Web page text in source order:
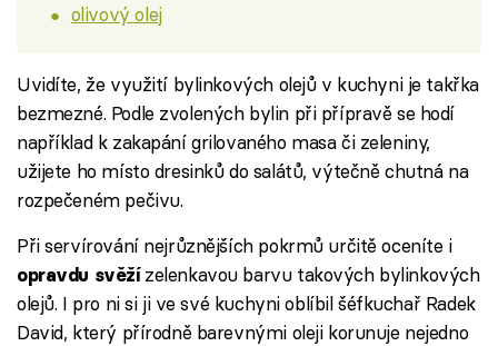
olivový olej
Uvidíte, že využití bylinkových olejů v kuchyni je takřka
bezmezné. Podle zvolených bylin při přípravě se hodí
například k zakapání grilovaného masa či zeleniny,
užijete ho místo dresinků do salátů, výtečně chutná na
rozpečeném pečivu.
Při servírování nejrůznějších pokrmů určitě oceníte i
opravdu svěžízelenkavou barvu takových bylinkových
olejů. I pro ni si ji ve své kuchyni oblíbil šéfkuchař Radek
David, který přírodně barevnými oleji korunuje nejedno